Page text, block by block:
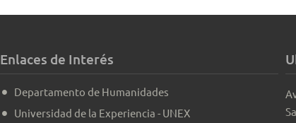
Enlaces de Interés
Departamento de Humanidades
Universidad de la Experiencia - UNEX